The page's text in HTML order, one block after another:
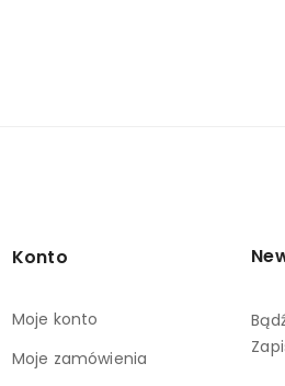
Konto
Moje konto
Moje zamówienia